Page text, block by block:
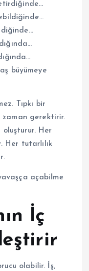
büyümeye
Tıpkı bir
zaman gerektirir.
Her
Her tutarlılık
açabilme
İç
olabilir. İş,